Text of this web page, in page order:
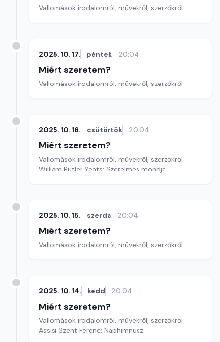
Vallomások irodalomról, művekről, szerzőkről
2025. 10. 17. péntek 20:04
Miért szeretem?
Vallomások irodalomról, művekről, szerzőkről
2025. 10. 16. csütörtök 20:04
Miért szeretem?
Vallomások irodalomról, művekről, szerzőkről
William Butler Yeats: Szerelmes mondja
2025. 10. 15. szerda 20:04
Miért szeretem?
Vallomások irodalomról, művekről, szerzőkről
2025. 10. 14. kedd 20:04
Miért szeretem?
Vallomások irodalomról, művekről, szerzőkről
Assisi Szent Ferenc: Naphimnusz